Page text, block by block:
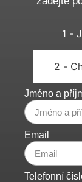
1 -
2 -
Jméno a
Email
Telefonní